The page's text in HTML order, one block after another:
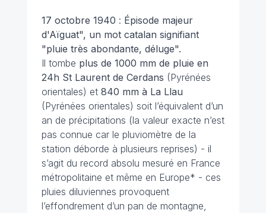
17 octobre 1940 : Épisode majeur
d'Aïguat", un mot catalan signifiant
"pluie très abondante, déluge".
Il tombe plus de 1000 mm de pluie en
24h St Laurent de Cerdans (Pyrénées
orientales) et840 mm à La Llau
(Pyrénées orientales) soit l’équivalent d’un
an de précipitations (la valeur exacte n’est
pas connue car le pluviomètre de la
station déborde à plusieurs reprises) - il
s’agit du record absolu mesuré en France
métropolitaine et même en Europe* - ces
pluies diluviennes provoquent
l’effondrement d’un pan de montagne,